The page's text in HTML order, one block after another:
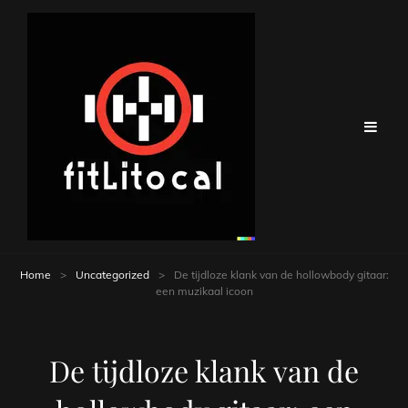
Home > Uncategorized >
De tijdloze klank van de hollowbody gitaar:
een muzikaal icoon
De tijdloze klank van de